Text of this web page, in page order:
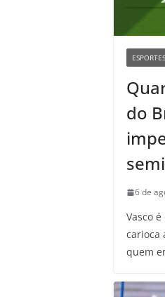
ESPORTES
do
6 de
Vasco
carioca
quem